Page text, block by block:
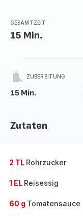
GESAMTZEIT
15 Min.
ZUBEREITUNG
15 Min.
Zutaten
2 TL Rohrzucker
1 EL Reisessig
60 g Tomatensauce